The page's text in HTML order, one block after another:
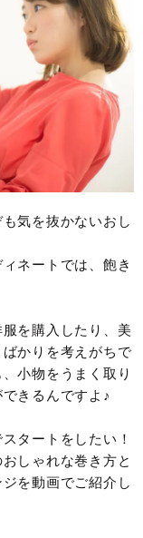
気を抜かないおし
ネートでは、飽き
を購入したり、美
かりを考えがちで
小物をうまく取り
きるんですよ♪
タートをしたい！
しゃれな巻き方と
を動画でご紹介し